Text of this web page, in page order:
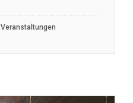
Veranstaltungen